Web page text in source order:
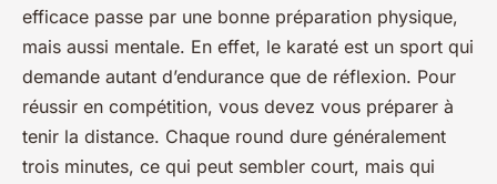
efficace passe par une bonne préparation physique,
mais aussi mentale. En effet, le karaté est un sport qui
demande autant d’endurance que de réflexion. Pour
réussir en compétition, vous devez vous préparer à
tenir la distance. Chaque round dure généralement
trois minutes, ce qui peut sembler court, mais qui